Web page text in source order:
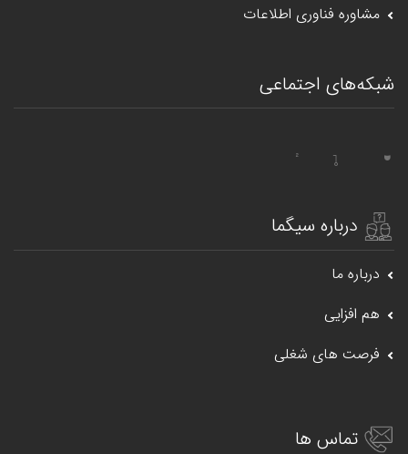
مشاوره فناوری اطلاعات
شبکه‌های اجتماعی
درباره سیگما
درباره ما
هم افزایی
فرصت های شغلی
تماس ها